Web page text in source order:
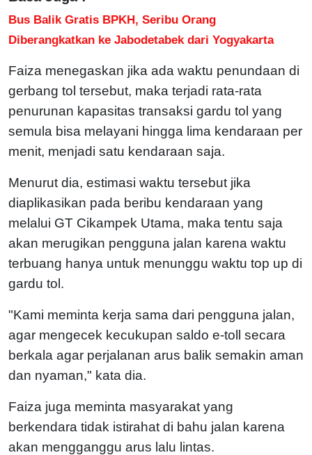
Bus Balik Gratis BPKH, Seribu Orang
Diberangkatkan ke Jabodetabek dari Yogyakarta
Faiza menegaskan jika ada waktu penundaan di
gerbang tol tersebut, maka terjadi rata-rata
penurunan kapasitas transaksi gardu tol yang
semula bisa melayani hingga lima kendaraan per
menit, menjadi satu kendaraan saja.
Menurut dia, estimasi waktu tersebut jika
diaplikasikan pada beribu kendaraan yang
melalui GT Cikampek Utama, maka tentu saja
akan merugikan pengguna jalan karena waktu
terbuang hanya untuk menunggu waktu top up di
gardu tol.
"Kami meminta kerja sama dari pengguna jalan,
agar mengecek kecukupan saldo e-toll secara
berkala agar perjalanan arus balik semakin aman
dan nyaman," kata dia.
Faiza juga meminta masyarakat yang
berkendara tidak istirahat di bahu jalan karena
akan mengganggu arus lalu lintas.